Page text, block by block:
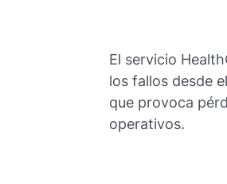
El servicio
los fallos desde
que provoca
operativos.